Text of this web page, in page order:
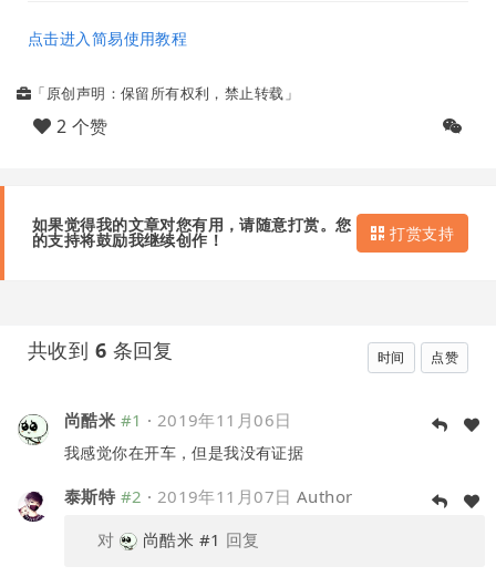
点击进入简易使用教程
「原创声明：保留所有权利，禁止转载」
2 个赞
如果觉得我的文章对您有用，请随意打赏。您
的支持将鼓励我继续创作！ 打赏支持
共收到 6 条回复 时间 点赞
尚酷米 #1 · 2019年11月06日
我感觉你在开车，但是我没有证据
泰斯特 #2 · 2019年11月07日 Author
对
尚酷米 #1 回复